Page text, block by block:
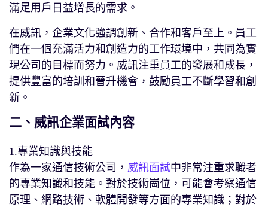
滿足用戶日益增長的需求。
在威訊，企業文化強調創新、合作和客戶至上。員工
們在一個充滿活力和創造力的工作環境中，共同為實
現公司的目標而努力。威訊注重員工的發展和成長，
提供豐富的培訓和晉升機會，鼓勵員工不斷學習和創
新。
二、威訊企業面試內容
1.專業知識與技能
作為一家通信技術公司， 威訊面試中非常注重求職者
的專業知識和技能。對於技術崗位，可能會考察通信
原理、網路技術、軟體開發等方面的專業知識；對於